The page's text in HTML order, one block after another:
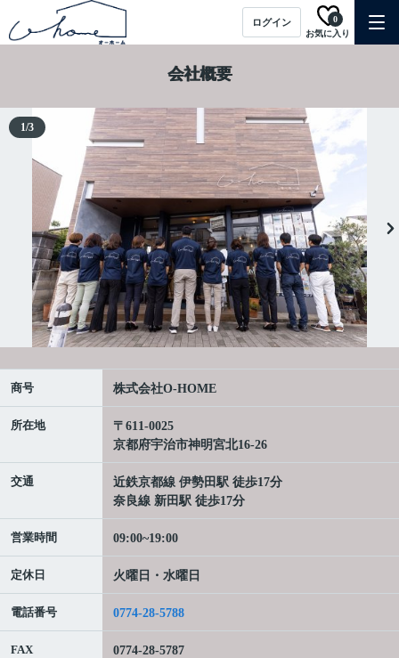
ログイン
お気に入り
0
会社概要
1/3
商号 株式会社O-HOME
所在地
〒611-0025
京都府宇治市神明宮北16-26
交通
近鉄京都線 伊勢田駅 徒歩17分
奈良線 新田駅 徒歩17分
営業時間 09:00~19:00
定休日 火曜日・水曜日
電話番号 0774-28-5788
FAX 0774-28-5787